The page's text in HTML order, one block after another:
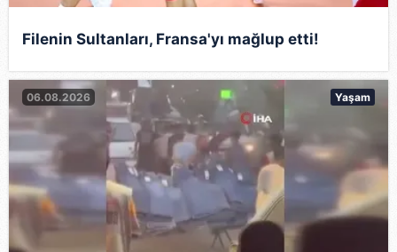
Filenin Sultanları, Fransa'yı mağlup etti!
06.08.2026 Yaşam